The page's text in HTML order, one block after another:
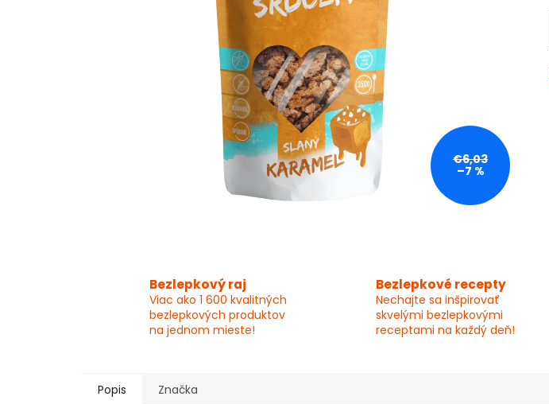
€6,03
–7 %
Bezlepkový raj
Viac ako 1 600 kvalitných
bezlepkových produktov
na jednom mieste!
Bezlepkové recepty
Nechajte sa inšpirovať
skvelými bezlepkovými
receptami na každý deň!
Popis Značka